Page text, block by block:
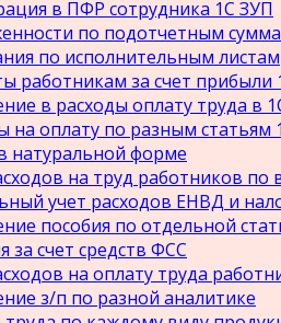
в ПФР сотрудника 1С ЗУП
по подотчетным
по исполнительным листам
работникам за счет прибыли
в расходы оплату труда в
на оплату по разным статьям
натуральной форме
на труд работников по
учет расходов ЕНВД и
пособия по отдельной
за счет средств ФСС
на оплату труда
з/п по разной аналитике